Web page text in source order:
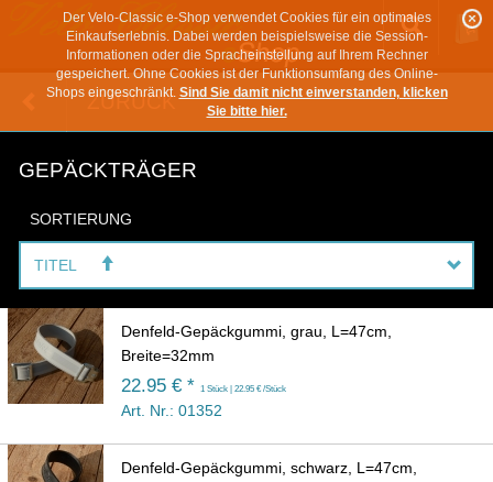
Der Velo-Classic e-Shop verwendet Cookies für ein optimales
Einkaufserlebnis. Dabei werden beispielsweise die Session-
Informationen oder die Spracheinstellung auf Ihrem Rechner
gespeichert. Ohne Cookies ist der Funktionsumfang des Online-
Shops eingeschränkt. Sind Sie damit nicht einverstanden, klicken
Sie bitte hier.
ZURÜCK
GEPÄCKTRÄGER
SORTIERUNG
TITEL
Denfeld-Gepäckgummi, grau, L=47cm,
Breite=32mm
22.95 € * 1 Stück | 22.95 € /Stück
Art. Nr.: 01352
Denfeld-Gepäckgummi, schwarz, L=47cm,